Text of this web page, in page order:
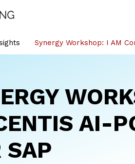
Synergy Workshop: I AM
AI-
SAP